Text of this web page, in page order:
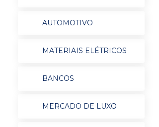
AUTOMOTIVO
MATERIAIS ELÉTRICOS
BANCOS
MERCADO DE LUXO